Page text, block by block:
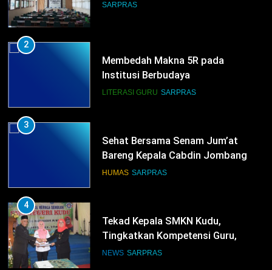
SARPRAS
2
Membedah Makna 5R pada
Institusi Berbudaya
LITERASI GURU SARPRAS
3
Sehat Bersama Senam Jum’at
Bareng Kepala Cabdin Jombang
HUMAS SARPRAS
4
Tekad Kepala SMKN Kudu,
Tingkatkan Kompetensi Guru,
Bangun Infrastruktur IT
NEWS SARPRAS